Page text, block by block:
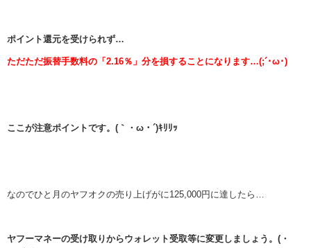
ポイント還元を受けられず…
ただただ振替手数料の「2.16％」分を損することになります…(;´･ω･)
ここが注意ポイントです。(｀・ω・´)ｷﾘﾘｯ
なのでひと月のヤフオクの売り上げがに125,000円に達したら…
ヤフーマネーの受け取りからウォレット受取等に変更しましょう。(・